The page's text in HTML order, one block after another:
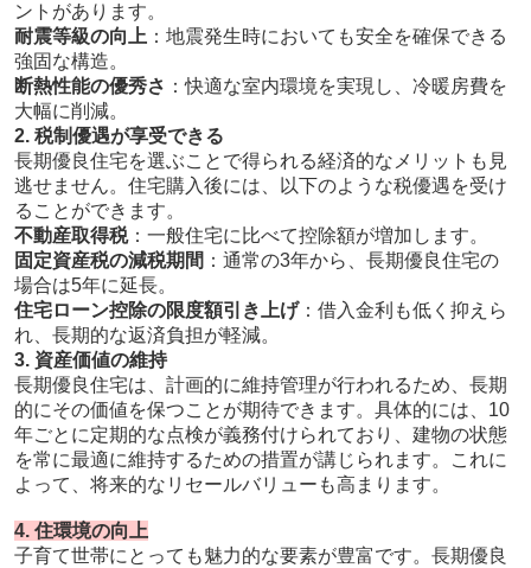
ントがあります。
耐震等級の向上 ：地震発生時においても安全を確保できる
強固な構造。
断熱性能の優秀さ ：快適な室内環境を実現し、冷暖房費を
大幅に削減。
2. 税制優遇が享受できる
長期優良住宅を選ぶことで得られる経済的なメリットも見
逃せません。住宅購入後には、以下のような税優遇を受け
ることができます。
不動産取得税：一般住宅に比べて控除額が増加します。
固定資産税の減税期間 ：通常の3年から、長期優良住宅の
場合は5年に延長。
住宅ローン控除の限度額引き上げ：借入金利も低く抑えら
れ、長期的な返済負担が軽減。
3. 資産価値の維持
長期優良住宅は、計画的に維持管理が行われるため、長期
的にその価値を保つことが期待できます。具体的には、10
年ごとに定期的な点検が義務付けられており、建物の状態
を常に最適に維持するための措置が講じられます。これに
よって、将来的なリセールバリューも高まります。
4. 住環境の向上
子育て世帯にとっても魅力的な要素が豊富です。長期優良